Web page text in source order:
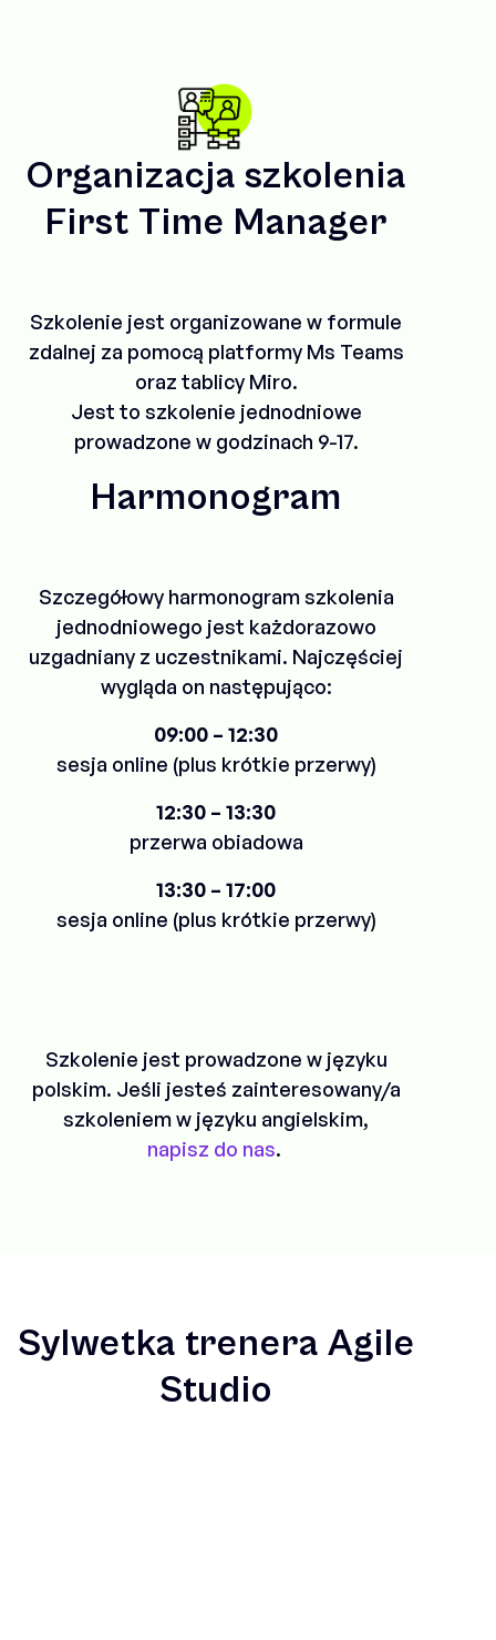
Organizacja szkolenia
First Time Manager
Szkolenie jest organizowane w formule
zdalnej za pomocą platformy Ms Teams
oraz tablicy Miro.
Jest to szkolenie jednodniowe
prowadzone w godzinach 9-17.
Harmonogram
Szczegółowy harmonogram szkolenia
jednodniowego jest każdorazowo
uzgadniany z uczestnikami. Najczęściej
wygląda on następująco:
09:00 – 12:30
sesja online (plus krótkie przerwy)
12:30 – 13:30
przerwa obiadowa
13:30 – 17:00
sesja online (plus krótkie przerwy)
Szkolenie jest prowadzone w języku
polskim. Jeśli jesteś zainteresowany/a
szkoleniem w języku angielskim,
napisz do nas.
Sylwetka trenera Agile
Studio